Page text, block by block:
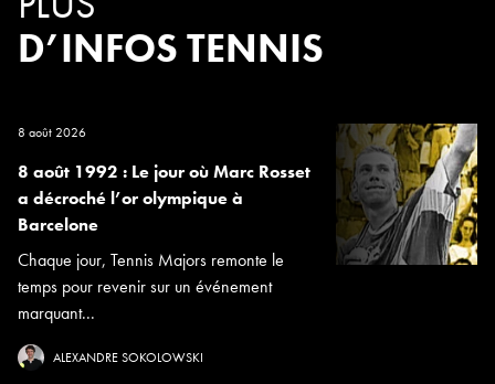
D’INFOS TENNIS
8 août 2026
8 août 1992 : Le jour où Marc Rosset
a décroché l’or olympique à
Barcelone
Chaque jour, Tennis Majors remonte le
temps pour revenir sur un événement
marquant...
ALEXANDRE SOKOLOWSKI